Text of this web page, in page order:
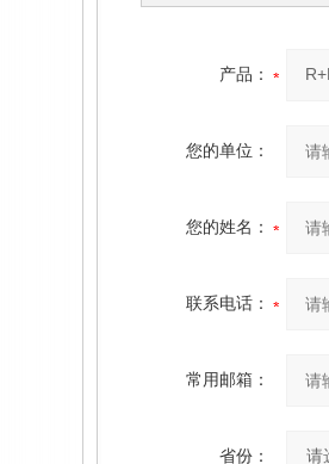
产品：
您的单位：
您的姓名：
联系电话：
常用邮箱：
省份：